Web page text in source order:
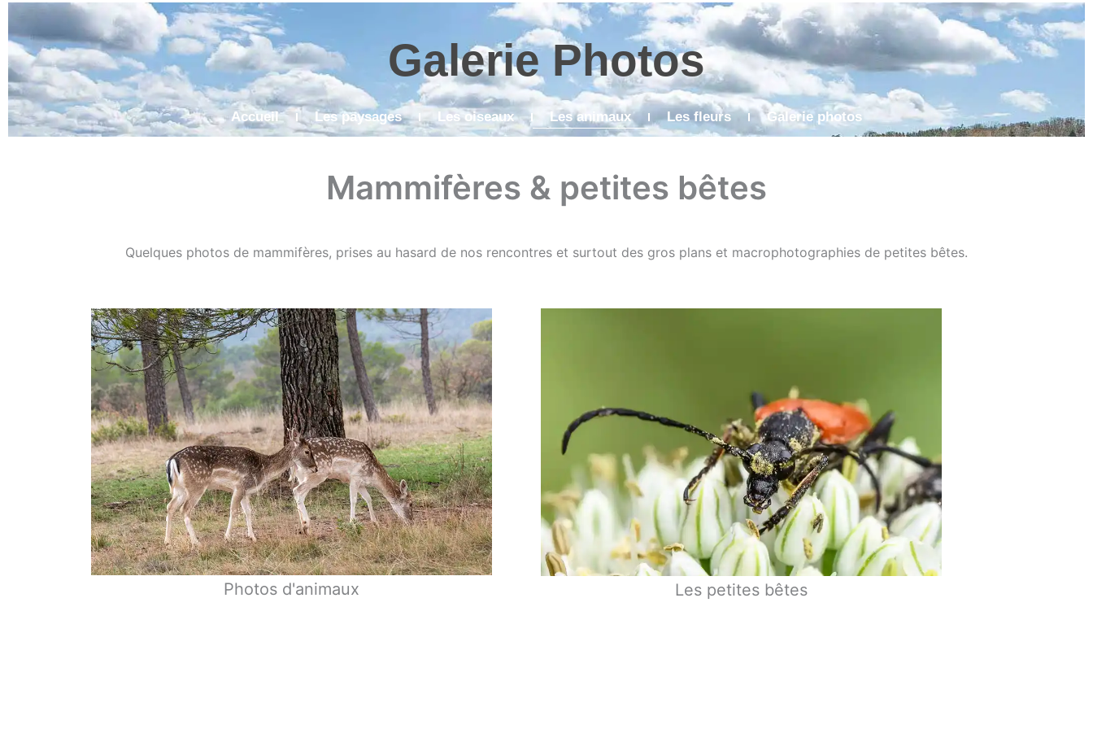
au
contenu
Galerie Photos
Accueil Les paysages Les oiseaux Les animaux Les fleurs Galerie photos
Mammifères & petites bêtes
Quelques photos de mammifères, prises au hasard de nos rencontres et surtout des gros plans et macrophotographies de petites bêtes.
Photos d'animaux Les petites bêtes